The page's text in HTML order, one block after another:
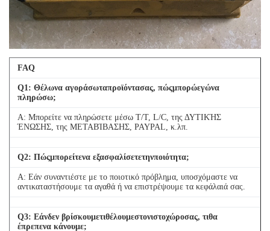
FAQ
Q1: Θέλωνα αγοράσωταπροϊόντασας, πώςμπορώεγώνα
πληρώσω;
Α: Μπορείτε να πληρώσετε μέσω T/T, L/C, της ΔΥΤΙΚΉΣ
ΈΝΩΣΗΣ, της ΜΕΤΑΒΊΒΑΣΗΣ, PAYPAL, κ.λπ.
Q2: Πώςμπορείτενα εξασφαλίσετετηνποιότητα;
Α: Εάν συναντιέστε με το ποιοτικό πρόβλημα, υποσχόμαστε να
αντικαταστήσουμε τα αγαθά ή να επιστρέψουμε τα κεφάλαιά σας.
Q3: Εάνδεν βρίσκουμετιθέλουμεστονιστοχώροσας, τιθα
έπρεπενα κάνουμε;